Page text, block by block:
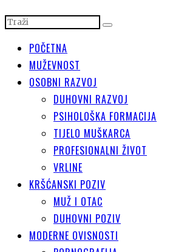
POČETNA
MUŽEVNOST
OSOBNI RAZVOJ
DUHOVNI RAZVOJ
PSIHOLOŠKA FORMACIJA
TIJELO MUŠKARCA
PROFESIONALNI ŽIVOT
VRLINE
KRŠĆANSKI POZIV
MUŽ I OTAC
DUHOVNI POZIV
MODERNE OVISNOSTI